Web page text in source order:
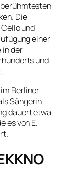
Die
und
einer
in der
und
im Berliner
Sängerin
dauert etwa
es von E.